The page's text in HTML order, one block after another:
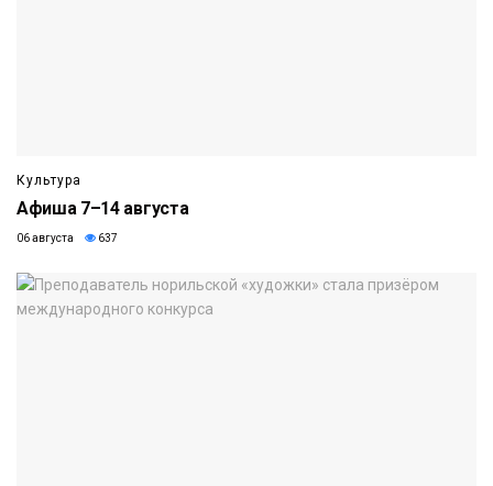
Культура
Афиша 7–14 августа
06 августа 637